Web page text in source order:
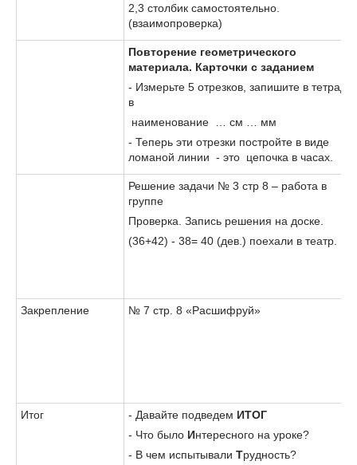
2,3 столбик самостоятельно.
(взаимопроверка)
Повторение геометрического
материала. Карточки с заданием
- Измерьте 5 отрезков, запишите в тетрадь
в
наименование … см … мм
- Теперь эти отрезки постройте в виде
ломаной линии - это цепочка в часах.
Решение задачи № 3 стр 8 – работа в
группе
Проверка. Запись решения на доске.
(36+42) - 38= 40 (дев.) поехали в театр.
Закрепление № 7 стр. 8 «Расшифруй»
Итог - Давайте подведем ИТОГ
- Что было Интересного на уроке?
- В чем испытывали Трудность?